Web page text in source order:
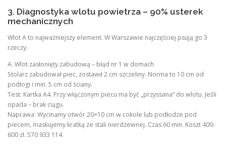
3. Diagnostyka wlotu powietrza – 90% usterek
mechanicznych
Wlot A to najważniejszy element. W Warszawie najczęściej psują go 3
rzeczy.
A. Wlot zasłonięty zabudową – błąd nr 1 w domach
Stolarz zabudował piec, zostawił 2 cm szczeliny. Norma to 10 cm od
podłogi i min. 5 cm od ściany.
Test: Kartka A4. Przy włączonym piecu ma być „przyssana” do wlotu. Jeśli
opada – brak ciągu.
Naprawa: Wycinamy otwór 20×10 cm w cokole lub podłodze pod
piecem, maskujemy kratką ze stali nierdzewnej. Czas 60 min. Koszt 400-
600 zł. 570 933 114.